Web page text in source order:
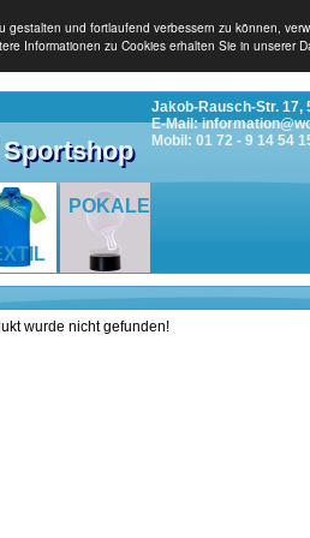
gestalten und fortlaufend verbessern zu können,
Informationen zu Cookies erhalten Sie in unserer
Jakob-Rausch-Str. 17,
E-Mail:
Mobil: 01 72 - 9 14 54
POKALE
wurde nicht gefunden!